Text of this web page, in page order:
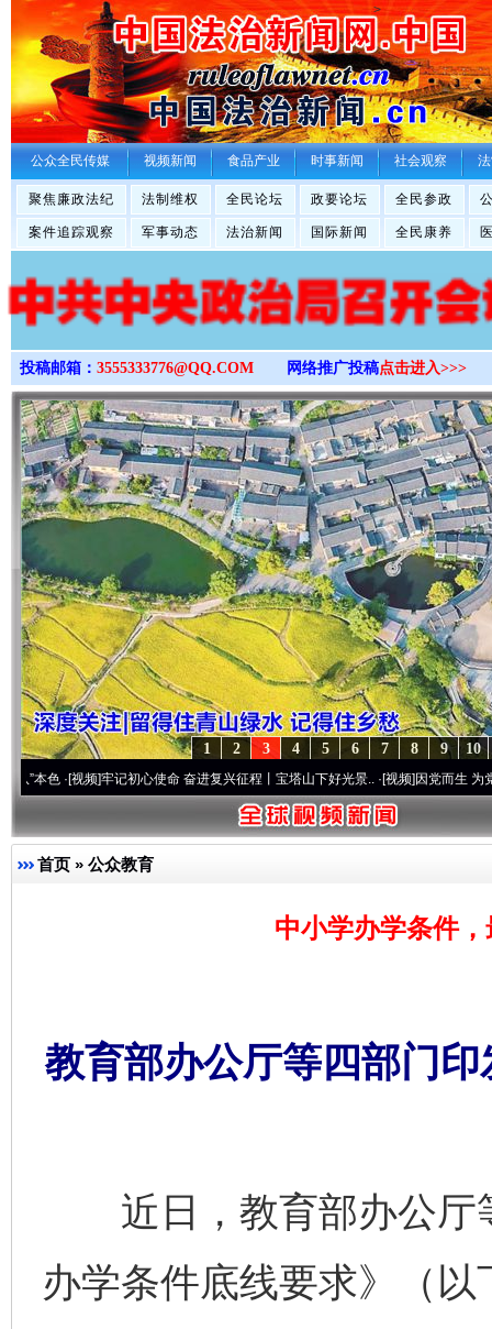
>
公众全民传媒 视频新闻 食品产业 时事新闻 社会观察
聚焦廉政法纪 法制维权 全民论坛 政要论坛 全民参政
案件追踪观察 军事动态 法治新闻 国际新闻 全民康养
投稿邮箱： 3555333776@QQ.COM 网络推广投稿点击进入>>>
10
9
8
7
6
5
4
3
2
1
频]牢记初心使命 奋进复兴征程丨宝塔山下好光景..·[视频]因党而生 为党而战——
首页 » 公众教育
中小学办学条件
教育部办公厅等四部门
近日，教育部办公厅
办学条件底线要求》（